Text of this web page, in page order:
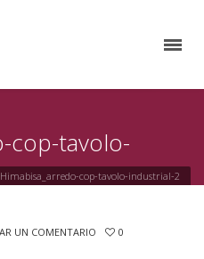
cop-tavolo-
Himabisa_arredo-cop-tavolo-industrial-2
UN COMENTARIO 0